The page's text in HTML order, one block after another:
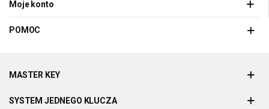
Moje konto
POMOC
MASTER KEY
SYSTEM JEDNEGO KLUCZA